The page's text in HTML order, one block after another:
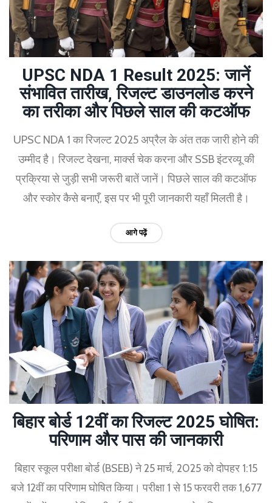
UPSC NDA 1 Result 2025: जानें
संभावित तारीख, रिजल्ट डाउनलोड करने
का तरीका और पिछले साल की कटऑफ
UPSC NDA 1 का रिजल्ट 2025 अप्रैल के अंत तक जारी होने की
उम्मीद है। रिजल्ट देखना, मार्क्स चेक करना और SSB इंटरव्यू की
प्रक्रिया से जुड़ी सभी जरूरी बातें जानें। पिछले साल की कटऑफ
और स्कोर कैसे बनाएँ, इस पर भी पूरी जानकारी यहाँ मिलती है।
आगे पढ़ें
बिहार बोर्ड 12वीं का रिजल्ट 2025 घोषित:
परिणाम और पास की जानकारी
बिहार स्कूल परीक्षा बोर्ड (BSEB) ने 25 मार्च, 2025 को दोपहर 1:15
बजे 12वीं का परिणाम घोषित किया। परीक्षा 1 से 15 फरवरी तक 1,677